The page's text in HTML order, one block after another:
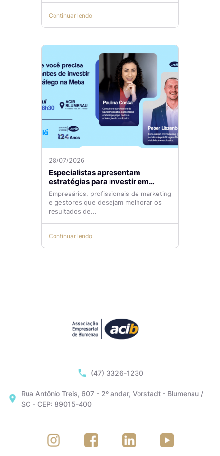
Continuar lendo
28/07/2026
Especialistas apresentam
estratégias para investir em
tráfego pago com mais eficiência
Empresários, profissionais de marketing
e gestores que desejam melhorar os
resultados de...
Continuar lendo
(47) 3326-1230
Rua Antônio Treis, 607 - 2º andar, Vorstadt - Blumenau /
SC - CEP: 89015-400